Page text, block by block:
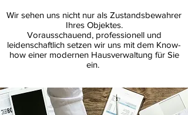
Wir sehen uns nicht nur als Zustandsbewahrer
Ihres Objektes.
Vorausschauend, professionell und
leidenschaftlich setzen wir uns mit dem Know-
how einer modernen Hausverwaltung für Sie
ein.